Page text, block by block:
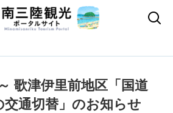
歌津伊里前地区「国道
交通切替」のお知らせ